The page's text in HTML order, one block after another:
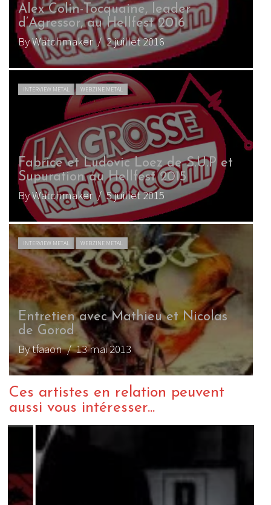
Alex Colin-Tocquaine, leader
d’Agressor, au Hellfest 2016
By Watchmaker/ 2 juillet 2016
INTERVIEW METAL WEBZINE METAL
Fabrice et Ludovic Loez de S.U.P et
Supuration au Hellfest 2015
By Watchmaker/ 5 juillet 2015
INTERVIEW METAL WEBZINE METAL
Entretien avec Mathieu et Nicolas
de Gorod
By tfaaon/ 13 mai 2013
Ces artistes en relation peuvent
aussi vous intéresser...